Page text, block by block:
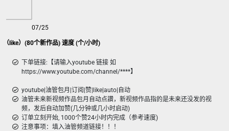
like）(80个新作品) 速度 (个/小时)
07/25
下单链接:【请输入youtube 链接 如
https://www.youtube.com/channel/****】
youtube|油管包月|订阅|赞|like|auto|自动
油管未来新视频作品包月自动点讚，新视频作品指的是未来还没发的视
频，发后自动加赞(几分钟或几小时启动)
订单立刻开始, 1000个赞24小时内完成（参考速度)
注意事项：填入油管频道链接！！！